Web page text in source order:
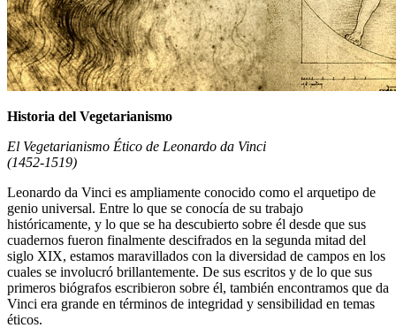
Historia del Vegetarianismo
El Vegetarianismo Ético de Leonardo da Vinci
(1452-1519)
Leonardo da Vinci es ampliamente conocido como el arquetipo de
genio universal. Entre lo que se conocía de su trabajo
históricamente, y lo que se ha descubierto sobre él desde que sus
cuadernos fueron finalmente descifrados en la segunda mitad del
siglo XIX, estamos maravillados con la diversidad de campos en los
cuales se involucró brillantemente. De sus escritos y de lo que sus
primeros biógrafos escribieron sobre él, también encontramos que da
Vinci era grande en términos de integridad y sensibilidad en temas
éticos.